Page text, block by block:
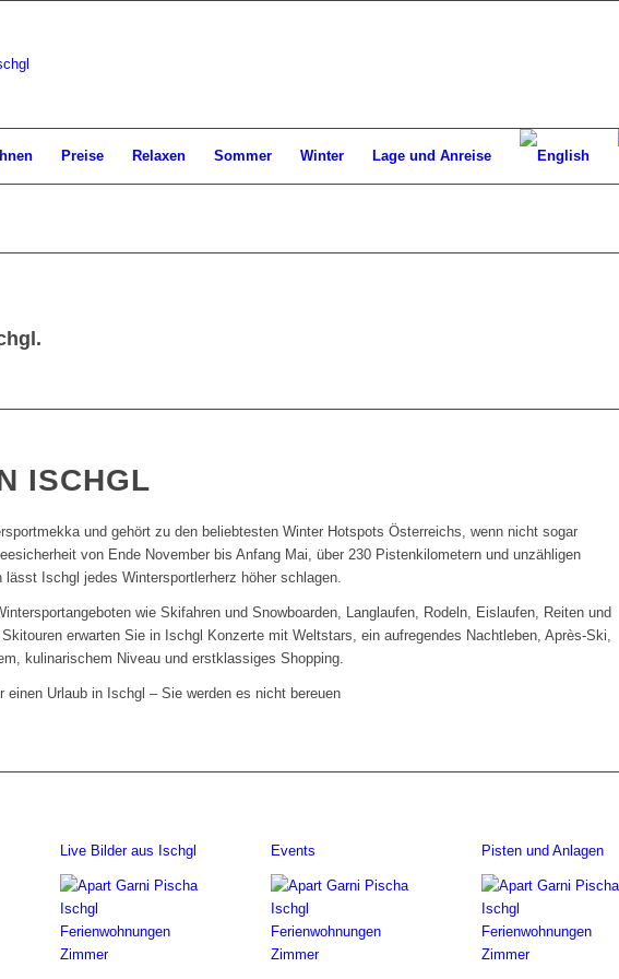
Preise Relaxen Sommer Winter Lage und Anreise
ISCHGL
und gehört zu den beliebtesten Winter Hotspots Österreichs, wenn nicht sogar
von Ende November bis Anfang Mai, über 230 Pistenkilometern und unzähligen
lässt Ischgl jedes Wintersportlerherz höher schlagen.
wie Skifahren und Snowboarden, Langlaufen, Rodeln, Eislaufen, Reiten und
erwarten Sie in Ischgl Konzerte mit Weltstars, ein aufregendes Nachtleben, Après-Ski,
kulinarischem Niveau und erstklassiges Shopping.
einen Urlaub in Ischgl – Sie werden es nicht bereuen
Live Bilder aus Ischgl Events Pisten und Anlagen